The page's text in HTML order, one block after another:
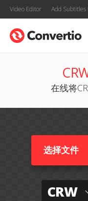
Video Editor Add Subtitles
在线将
选择文件
CRW